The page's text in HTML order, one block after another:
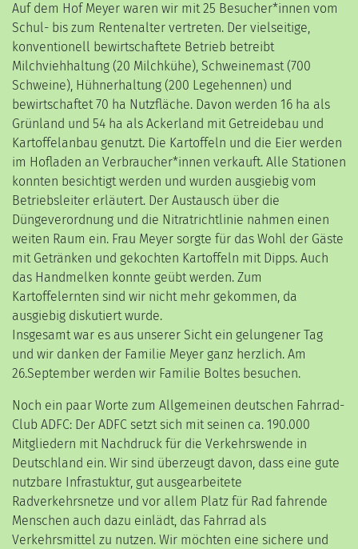
Auf dem Hof Meyer waren wir mit 25 Besucher*innen vom
Schul- bis zum Rentenalter vertreten. Der vielseitige,
konventionell bewirtschaftete Betrieb betreibt
Milchviehhaltung (20 Milchkühe), Schweinemast (700
Schweine), Hühnerhaltung (200 Legehennen) und
bewirtschaftet 70 ha Nutzfläche. Davon werden 16 ha als
Grünland und 54 ha als Ackerland mit Getreidebau und
Kartoffelanbau genutzt. Die Kartoffeln und die Eier werden
im Hofladen an Verbraucher*innen verkauft. Alle Stationen
konnten besichtigt werden und wurden ausgiebig vom
Betriebsleiter erläutert. Der Austausch über die
Düngeverordnung und die Nitratrichtlinie nahmen einen
weiten Raum ein. Frau Meyer sorgte für das Wohl der Gäste
mit Getränken und gekochten Kartoffeln mit Dipps. Auch
das Handmelken konnte geübt werden. Zum
Kartoffelernten sind wir nicht mehr gekommen, da
ausgiebig diskutiert wurde.
Insgesamt war es aus unserer Sicht ein gelungener Tag
und wir danken der Familie Meyer ganz herzlich. Am
26.September werden wir Familie Boltes besuchen.
Noch ein paar Worte zum Allgemeinen deutschen Fahrrad-
Club ADFC: Der ADFC setzt sich mit seinen ca. 190.000
Mitgliedern mit Nachdruck für die Verkehrswende in
Deutschland ein. Wir sind überzeugt davon, dass eine gute
nutzbare Infrastuktur, gut ausgearbeitete
Radverkehrsnetze und vor allem Platz für Rad fahrende
Menschen auch dazu einlädt, das Fahrrad als
Verkehrsmittel zu nutzen. Wir möchten eine sichere und